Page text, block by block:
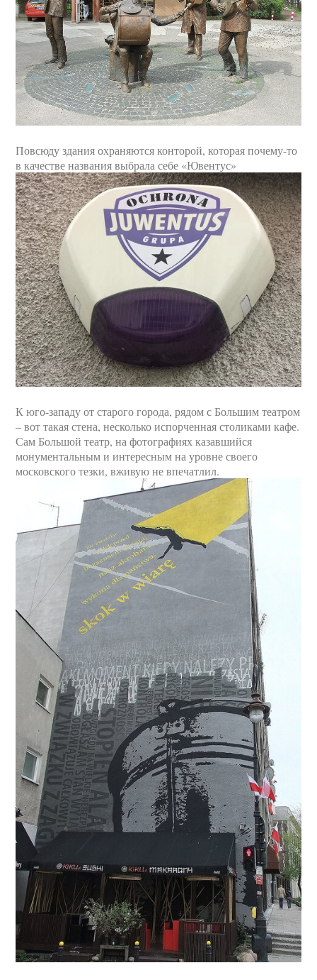
Повсюду здания охраняются конторой, которая почему-то
в качестве названия выбрала себе «Ювентус»
К юго-западу от старого города, рядом с Большим театром
– вот такая стена, несколько испорченная столиками кафе.
Сам Большой театр, на фотографиях казавшийся
монументальным и интересным на уровне своего
московского тезки, вживую не впечатлил.